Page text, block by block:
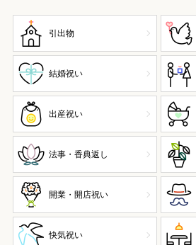
引出物
結婚祝い
出産祝い
法事・香典返し
開業・開店祝い
快気祝い